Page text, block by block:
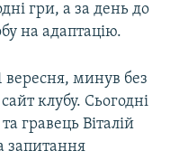
гри, а за день до
на адаптацію.
вересня, минув без
клубу. Сьогодні
гравець Віталій
запитання